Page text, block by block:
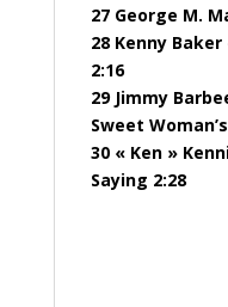
27 George M.
28 Kenny
2:16
29 Jimmy
Sweet
30 « Ken »
Saying 2:28